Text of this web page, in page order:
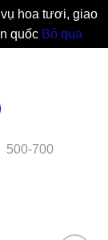
hoa tươi, giao
quốc Bỏ qua
500-700